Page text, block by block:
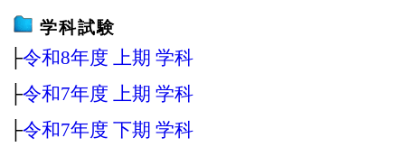
学科試験
├令和8年度 上期 学科
├令和7年度 上期 学科
├令和7年度 下期 学科